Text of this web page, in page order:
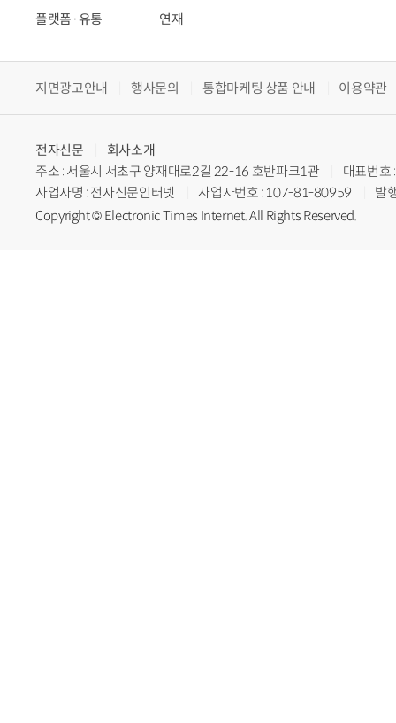
플랫폼·유통
연재
지면광고안내 행사문의 통합마케팅 상품 안내 이용약관
전자신문
회사소개
주소 : 서울시 서초구 양재대로2길 22-16 호반파크1관
대표번
사업자명 : 전자신문인터넷
사업자번호 : 107-81-80959
발
Copyright © Electronic Times Internet. All Rights Reserved.